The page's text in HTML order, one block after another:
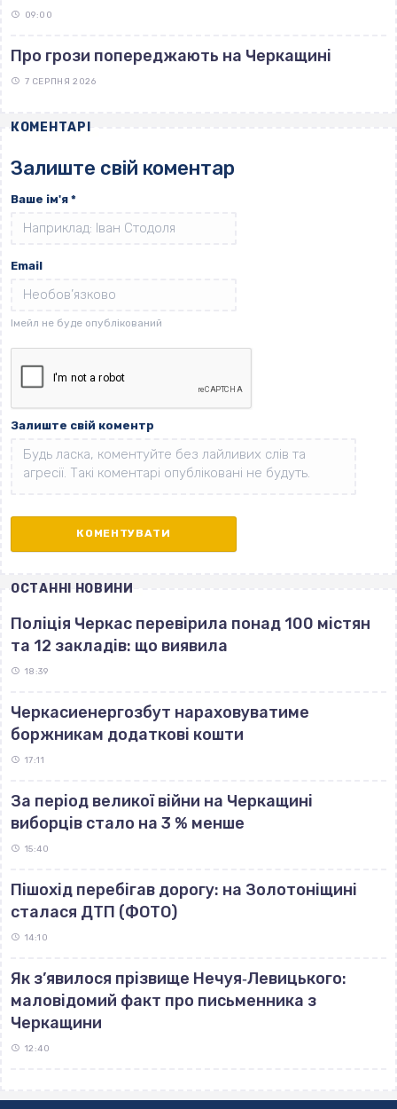
09:00
Про грози попереджають на Черкащині
7 СЕРПНЯ 2026
КОМЕНТАРІ
Залиште свій коментар
Ваше ім'я *
Email
Залиште свій коментр
ОСТАННІ НОВИНИ
Поліція Черкас перевірила понад 100 містян
та 12 закладів: що виявила
18:39
Черкасиенергозбут нараховуватиме
боржникам додаткові кошти
17:11
За період великої війни на Черкащині
виборців стало на 3 % менше
15:40
Пішохід перебігав дорогу: на Золотоніщині
сталася ДТП (ФОТО)
14:10
Як з’явилося прізвище Нечуя‐Левицького:
маловідомий факт про письменника з
Черкащини
12:40